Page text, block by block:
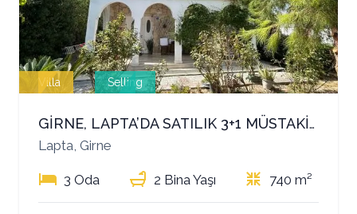
Villa Selling
GİRNE, LAPTA’DA SATILIK 3+1 MÜSTAKİL VİLLA – EŞDEĞER KOÇANLI VE TÜM VERGİLER ÖDENMİŞ!
Lapta, Girne
3 Oda 2 Bina Yaşı 740 m²